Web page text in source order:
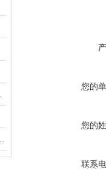
您的
您的
联系